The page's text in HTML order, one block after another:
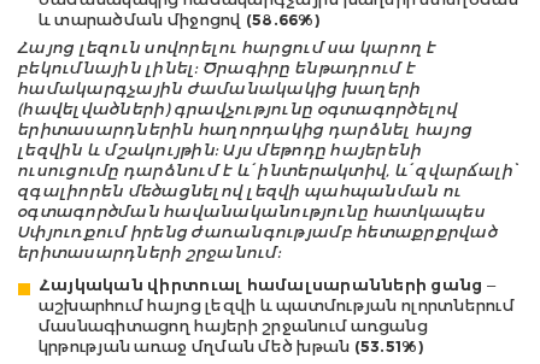
և տարածման միջոցով (58.66%)
Հայոց լեզուն սովորելու հարցում սա կարող է
բեկումնային լինել: Ծրագիրը ենթադրում է
համակարգչային ժամանակակից խաղերի
(հավելվածների) գրավչությունը օգտագործելով
երիտասարդներին հաղորդակից դարձնել հայոց
լեզվին և մշակույթին: Այս մեթոդը հայերենի
ուսուցումը դարձնում է և՛ ինտերակտիվ, և՛ զվարճալի՝
զգալիորեն մեծացնելով լեզվի պահպանման ու
օգտագործման հավանականությունը հատկապես
Սփյուռքում իրենց ժառանգությամբ հետաքրքրված
երիտասարդների շրջանում:
Հայկական վիրտուալ համալսարանների ցանց –
աշխարհում հայոց լեզվի և պատմության ոլորտներում
մասնագիտացող հայերի շրջանում առցանց
կրթության առաջ մղման մեծ խթան (53.51%)